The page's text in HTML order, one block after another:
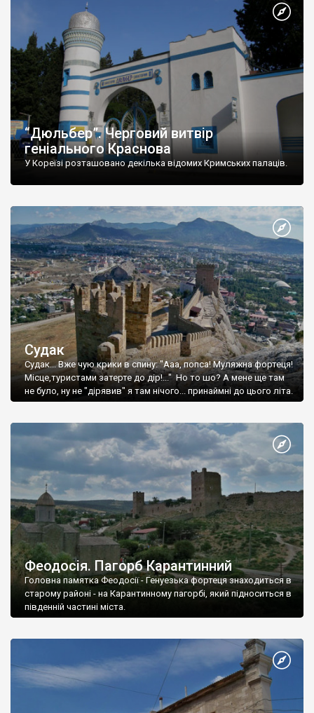
“Дюльбер”. Черговий витвір
геніального Краснова
У Кореїзі розташовано декілька відомих Кримських палаців.
Судак
Судак... Вже чую крики в спину: "Ааа, попса! Муляжна фортеця!
Місце,туристами затерте до дір!..." Но то шо? А мене ще там
не було, ну не "дірявив" я там нічого... принаймні до цього літа.
Феодосія. Пагорб Карантинний
Головна памятка Феодосії - Генуезька фортеця знаходиться в
старому районі - на Карантинному пагорбі, який підноситься в
південній частині міста.